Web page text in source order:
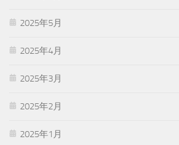
2025年5月
2025年4月
2025年3月
2025年2月
2025年1月